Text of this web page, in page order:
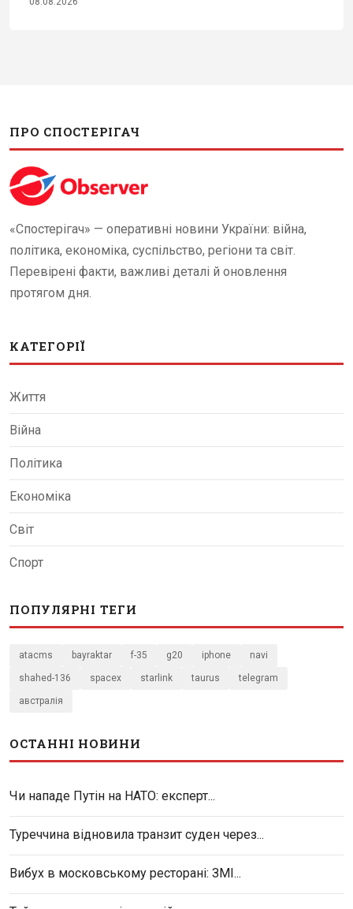
ПРО СПОСТЕРІГАЧ
«Спостерігач» — оперативні новини України: війна,
політика, економіка, суспільство, регіони та світ.
Перевірені факти, важливі деталі й оновлення
протягом дня.
КАТЕГОРІЇ
Життя
Війна
Політика
Економіка
Світ
Спорт
ПОПУЛЯРНІ ТЕГИ
atacms bayraktar f-35 g20 iphone navi
shahed-136 spacex starlink taurus telegram
австралія
ОСТАННІ НОВИНИ
Чи нападе Путін на НАТО: експерт...
Туреччина відновила транзит суден через...
Вибух в московському ресторані: ЗМІ...